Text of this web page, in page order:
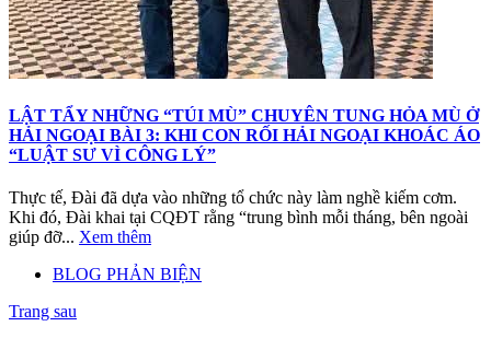
LẬT TẨY NHỮNG “TÚI MÙ” CHUYÊN TUNG HỎA MÙ Ở
HẢI NGOẠI BÀI 3: KHI CON RỐI HẢI NGOẠI KHOÁC ÁO
“LUẬT SƯ VÌ CÔNG LÝ”
Thực tế, Đài đã dựa vào những tổ chức này làm nghề kiếm cơm.
Khi đó, Đài khai tại CQĐT rằng “trung bình mỗi tháng, bên ngoài
giúp đỡ... Xem thêm
BLOG PHẢN BIỆN
Trang sau